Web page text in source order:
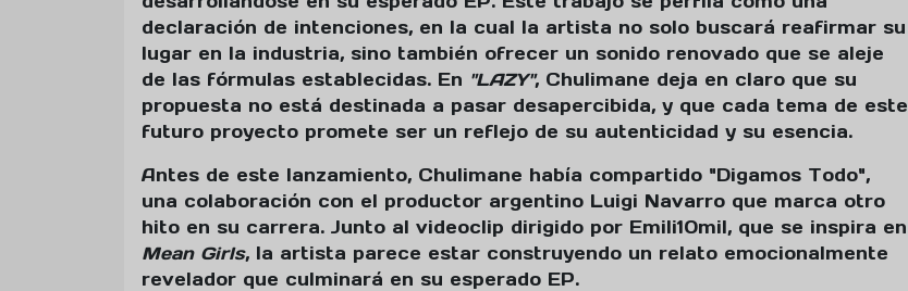
declaración de intenciones, en la cual la artista no solo buscará reafirmar su
lugar en la industria, sino también ofrecer un sonido renovado que se aleje
de las fórmulas establecidas. En "LAZY", Chulimane deja en claro que su
propuesta no está destinada a pasar desapercibida, y que cada tema de este
futuro proyecto promete ser un reflejo de su autenticidad y su esencia.
Antes de este lanzamiento, Chulimane había compartido "Digamos Todo",
una colaboración con el productor argentino Luigi Navarro que marca otro
hito en su carrera. Junto al videoclip dirigido por Emili10mil, que se inspira en
Mean Girls, la artista parece estar construyendo un relato emocionalmente
revelador que culminará en su esperado EP.